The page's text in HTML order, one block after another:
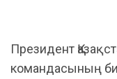
Президент
командасының